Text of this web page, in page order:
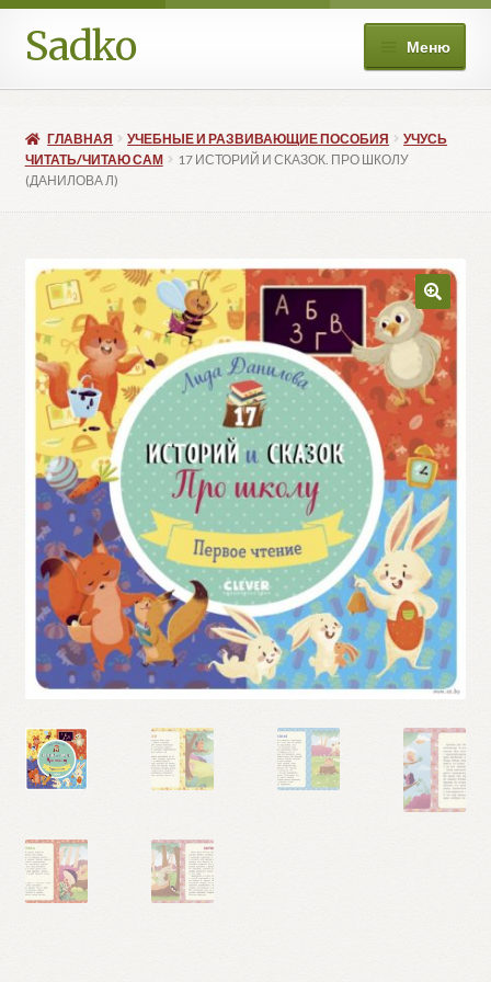
Перейти
к
навигации
Перейти
к
содержимому
Sadko Меню
Книжные подборки
Магазин
меню
Мой аккаунт
Избранное
Больше
меню
ГЛАВНАЯ УЧЕБНЫЕ И РАЗВИВАЮЩИЕ ПОСОБИЯ
УЧУСЬ
ЧИТАТЬ/ЧИТАЮ САМ
17 ИСТОРИЙ И СКАЗОК. ПРО ШКОЛУ
(ДАНИЛОВА Л)